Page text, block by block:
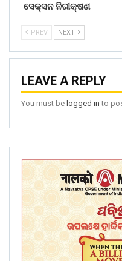
ସେକ୍ସନ ନିରୀକ୍ଷଣ
PREV NEXT
LEAVE A REPLY
You must be logged in to